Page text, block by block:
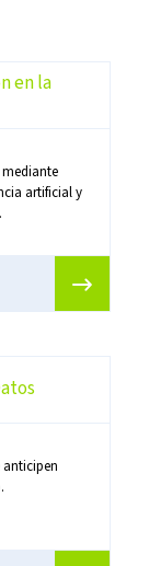
en la
mediante
artificial y